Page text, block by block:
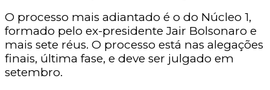
O processo mais adiantado é o do Núcleo 1,
formado pelo ex-presidente Jair Bolsonaro e
mais sete réus. O processo está nas alegações
finais, última fase, e deve ser julgado em
setembro.